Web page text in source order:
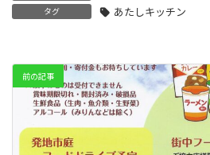
タグ あたしキッチン
前の記事